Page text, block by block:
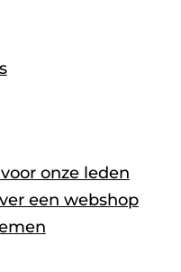
onze leden
een webshop